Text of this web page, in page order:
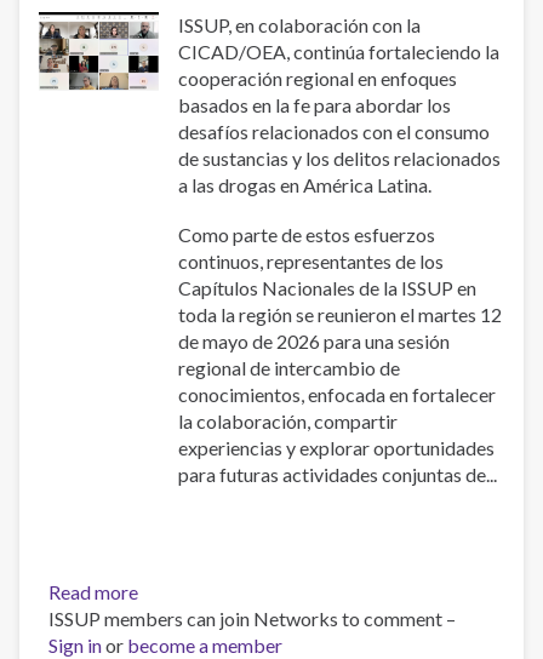
Comunidad
y
Bienestar
en
Centroamérica:
Desafíos
Contemporáneos
Respuestas
Profesionales”
ISSUP, en colaboración con la
CICAD/OEA, continúa fortaleciendo la
cooperación regional en enfoques
basados ​​en la fe para abordar los
desafíos relacionados con el consumo
de sustancias y los delitos relacionados
a las drogas en América Latina.
Como parte de estos esfuerzos
continuos, representantes de los
Capítulos Nacionales de la ISSUP en
toda la región se reunieron el martes 12
de mayo de 2026 para una sesión
regional de intercambio de
conocimientos, enfocada en fortalecer
la colaboración, compartir
experiencias y explorar oportunidades
para futuras actividades conjuntas de...
Read more
ISSUP
y
ISSUP members can join Networks to comment –
Sign inor become a member